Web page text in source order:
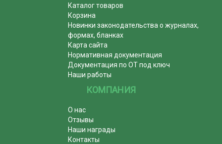
Каталог товаров
Корзина
Новинки законодательства о журналах,
формах, бланках
Карта сайта
Нормативная документация
Документация по ОТ под ключ
Наши работы
КОМПАНИЯ
О нас
Отзывы
Наши награды
Контакты